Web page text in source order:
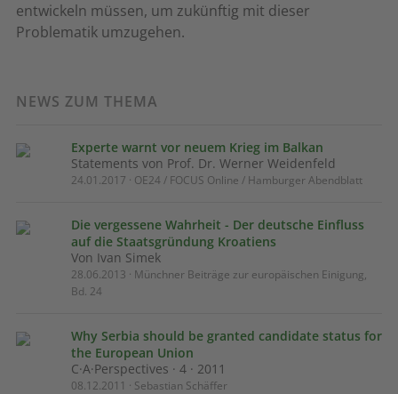
entwickeln müssen, um zukünftig mit dieser
Problematik umzugehen.
NEWS ZUM THEMA
Experte warnt vor neuem Krieg im Balkan
Statements von Prof. Dr. Werner Weidenfeld
24.01.2017 · OE24 / FOCUS Online / Hamburger Abendblatt
Die vergessene Wahrheit - Der deutsche Einfluss
auf die Staatsgründung Kroatiens
Von Ivan Simek
28.06.2013 · Münchner Beiträge zur europäischen Einigung,
Bd. 24
Why Serbia should be granted candidate status for
the European Union
C·A·Perspectives · 4 · 2011
08.12.2011 · Sebastian Schäffer